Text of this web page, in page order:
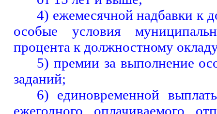
4) ежемесячной надбавки к
особые условия
процента к должностному
5) премии за выполнение
заданий;
6) единовременной
ежегодного оплачиваемого